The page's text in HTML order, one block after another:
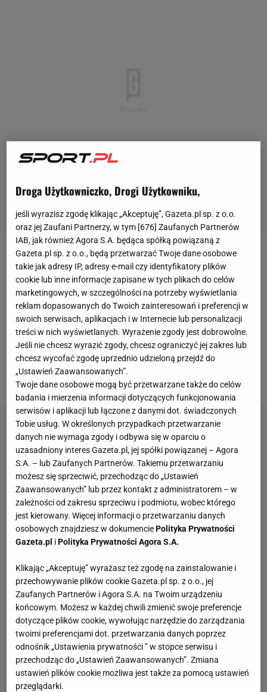
Pod koniec 2025 roku Amanda Anisimova (6.WTA
grała w finaleUS Openi wygrała turniej WTA 1000 w
Pekinie. W obecnym dotarła do ćwierćfinału
Australian Open, a potem były m.in. półfinał w
Dubaju i czwarte rundy w Indian Wells czy Miami.
Ostatnio z powodu problemów zdrowotnych
Amerykanka opuściła turniej WTA 1000 w Madrycie,
ale była zgłoszona do turnieju w Rzymie.
Droga Użytkowniczko, Drogi Użytkowniku,
jeśli wyrazisz zgodę klikając „Akceptuję”, Gazeta.pl sp. z o.o.
oraz jej Zaufani Partnerzy, w tym [676] Zaufanych Partnerów
IAB, jak również Agora S.A. będąca spółką powiązaną z
Gazeta.pl sp. z o.o., będą przetwarzać Twoje dane osobowe
takie jak adresy IP, adresy e-mail czy identyfikatory plików
cookie lub inne informacje zapisane w tych plikach do celów
marketingowych, w szczególności na potrzeby wyświetlania
reklam dopasowanych do Twoich zainteresowań i preferencji w
swoich serwisach, aplikacjach i w Internecie lub personalizacji
treści w nich wyświetlanych. Wyrażenie zgody jest dobrowolne.
Jeśli nie chcesz wyrazić zgody, chcesz ograniczyć jej zakres lub
chcesz wycofać zgodę uprzednio udzieloną przejdź do
„Ustawień Zaawansowanych”.
Twoje dane osobowe mogą być przetwarzane także do celów
badania i mierzenia informacji dotyczących funkcjonowania
serwisów i aplikacji lub łączone z danymi dot. świadczonych
Tobie usług. W określonych przypadkach przetwarzanie
danych nie wymaga zgody i odbywa się w oparciu o
uzasadniony interes Gazeta.pl, jej spółki powiązanej – Agora
S.A. – lub Zaufanych Partnerów. Takiemu przetwarzaniu
możesz się sprzeciwić, przechodząc do „Ustawień
Zaawansowanych” lub przez kontakt z administratorem – w
zależności od zakresu sprzeciwu i podmiotu, wobec którego
jest kierowany. Więcej informacji o przetwarzaniu danych
osobowych znajdziesz w dokumenciePolityka Prywatności
Gazeta.pl iPolityka Prywatności Agora S.A.
Klikając „Akceptuję” wyrażasz też zgodę na zainstalowanie i
przechowywanie plików cookie Gazeta.pl sp. z o.o., jej
Zaufanych Partnerów i Agora S.A. na Twoim urządzeniu
końcowym. Możesz w każdej chwili zmienić swoje preferencje
dotyczące plików cookie, wywołując narzędzie do zarządzania
twoimi preferencjami dot. przetwarzania danych poprzez
odnośnik „Ustawienia prywatności ” w stopce serwisu i
przechodząc do „Ustawień Zaawansowanych”. Zmiana
ustawień plików cookie możliwa jest także za pomocą ustawień
przeglądarki.